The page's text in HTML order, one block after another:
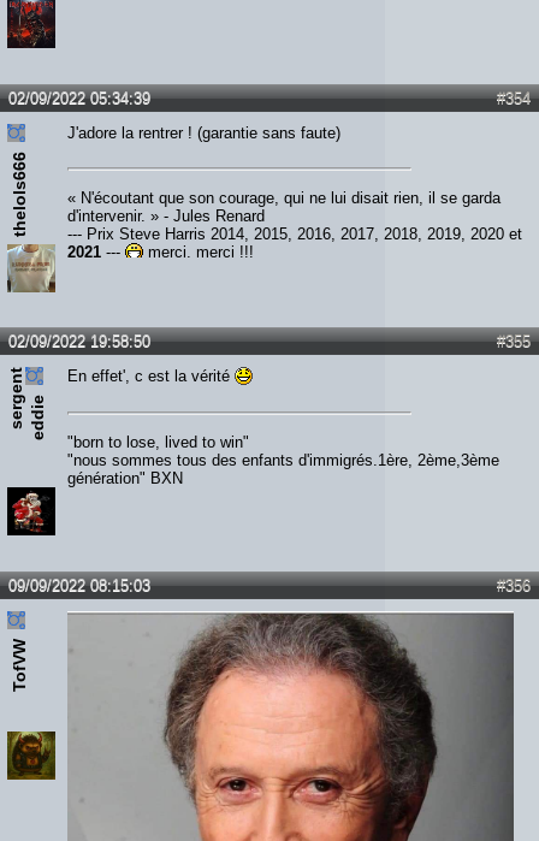
#354
02/09/2022 05:34:39
thelols666
J'adore la rentrer ! (garantie sans faute)
« N'écoutant que son courage, qui ne lui disait rien, il se garda
d'intervenir. » - Jules Renard
--- Prix Steve Harris 2014, 2015, 2016, 2017, 2018, 2019, 2020 et
2021 --- merci, merci !!!
#355
02/09/2022 19:58:50
s
e
rg
e
n
t
e
d
d
ie
En effet', c est la vérité
"born to lose, lived to win"
"nous sommes tous des enfants d'immigrés.1ère, 2ème,3ème
génération" BXN
#356
09/09/2022 08:15:03
TofVW